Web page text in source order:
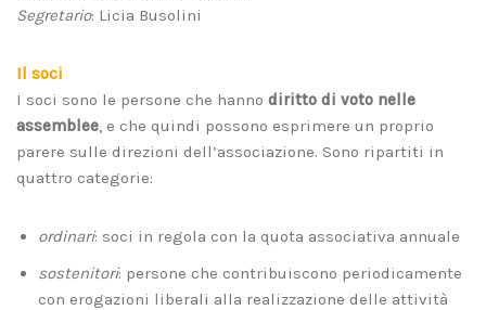
Segretario: Licia Busolini
Il soci
I soci sono le persone che hanno diritto di voto nelle
assemblee, e che quindi possono esprimere un proprio
parere sulle direzioni dell’associazione. Sono ripartiti in
quattro categorie:
ordinari: soci in regola con la quota associativa annuale
sostenitori: persone che contribuiscono periodicamente
con erogazioni liberali alla realizzazione delle attività